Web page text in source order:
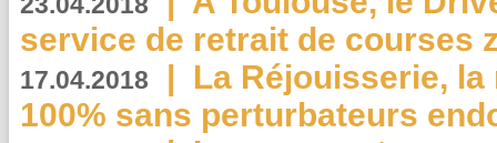
service de retrait de courses
17.04.2018 | La Réjouisserie,
100% sans perturbateurs